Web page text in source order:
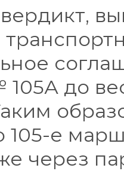
до
105-е
через